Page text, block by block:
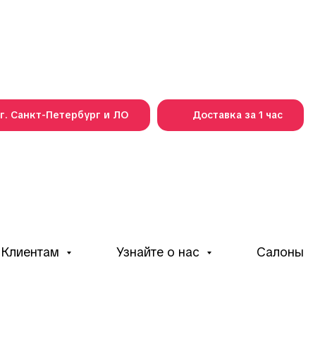
г. Санкт-Петербург и ЛО Доставка за 1 час
Клиентам Узнайте о нас Салоны